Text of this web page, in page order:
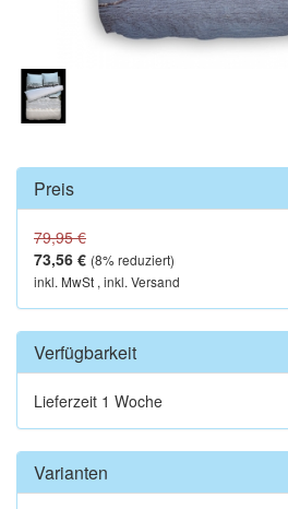
Preis
79,95 €
73,56 € (8% reduziert)
inkl. MwSt , inkl. Versand
Verfügbarkeit
Lieferzeit 1 Woche
Varianten